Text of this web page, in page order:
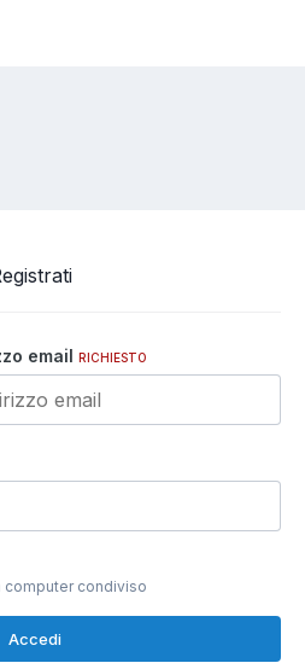
email RICHIESTO
computer condiviso
Accedi